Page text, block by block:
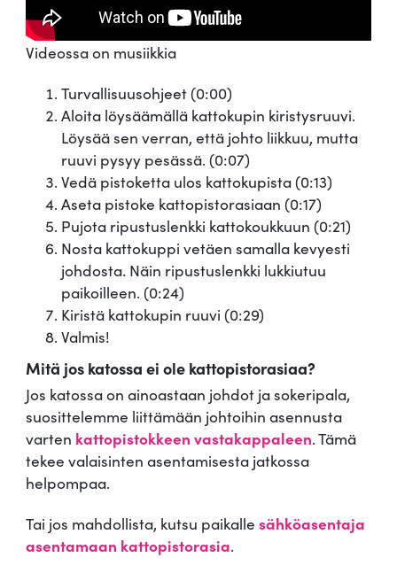
Videossa on musiikkia
Turvallisuusohjeet (0:00)
Aloita löysäämällä kattokupin kiristysruuvi.
Löysää sen verran, että johto liikkuu, mutta
ruuvi pysyy pesässä. (0:07)
Vedä pistoketta ulos kattokupista (0:13)
Aseta pistoke kattopistorasiaan (0:17)
Pujota ripustuslenkki kattokoukkuun (0:21)
Nosta kattokuppi vetäen samalla kevyesti
johdosta. Näin ripustuslenkki lukkiutuu
paikoilleen. (0:24)
Kiristä kattokupin ruuvi (0:29)
Valmis!
Mitä jos katossa ei ole kattopistorasiaa?
Jos katossa on ainoastaan johdot ja sokeripala,
suosittelemme liittämään johtoihin asennusta
varten kattopistokkeen vastakappaleen. Tämä
tekee valaisinten asentamisesta jatkossa
helpompaa.
Tai jos mahdollista, kutsu paikalle sähköasentaja
asentamaan kattopistorasia.